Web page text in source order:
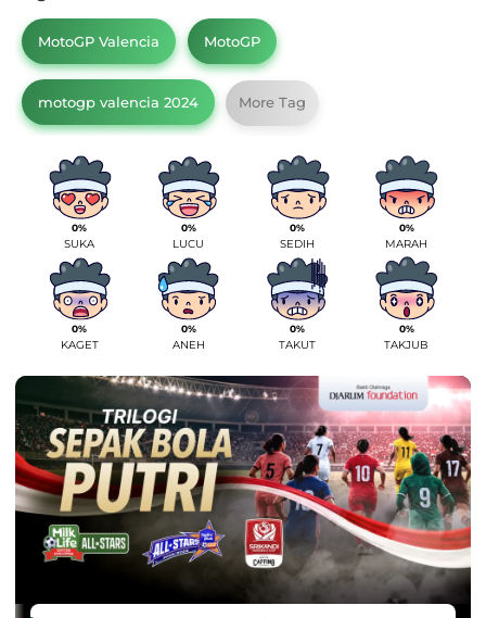
MotoGP Valencia MotoGP
motogp valencia 2024 More Tag
0%
SUKA
0%
LUCU
0%
SEDIH
0%
MARAH
0%
KAGET
0%
ANEH
0%
TAKUT
0%
TAKJUB